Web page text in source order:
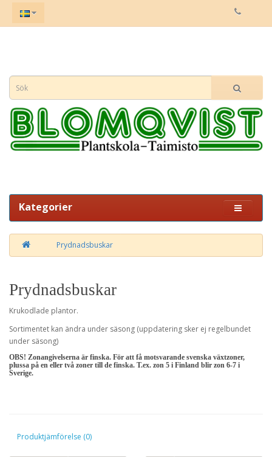
Kategorier
Prydnadsbuskar
Prydnadsbuskar
Krukodlade plantor.
Sortimentet kan ändra under säsong (uppdatering sker ej regelbundet
under säsong)
OBS! Zonangivelserna är finska. För att få motsvarande svenska växtzoner,
plussa på en eller två zoner till de finska. T.ex. zon 5 i Finland blir zon 6-7 i
Sverige.
Produktjämförelse (0)